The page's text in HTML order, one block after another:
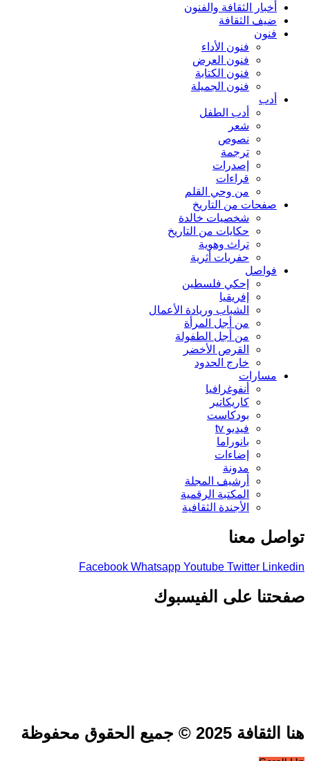
أخبار الثقافة والفنون
ضيف الثقافة
فنون
فنون الأداء
فنون العرض
فنون الكتابة
فنون الجميلة
أدب
أدب الطفل
شعر
نصوص
ترجمة
إصدرات
قراءات
من وحي القلم
صفحات من التاريخ
شخصيات خالدة
حكايات من التاريخ
تراث وهوية
حفريات أثرية
فواصل
إحكي فلسطين
إفريقيا
الشباب وريادة الأعمال
من أجل المرأة
من أجل الطفولة
القرص الأخضر
خارج الحدود
مسارات
أنفوغرافيا
كاريكاتير
بودكاست
فيديو tv
بانوراما
إضاءات
مدونة
أرشيف المجلة
المكتبة الرقمية
الأجندة الثقافية
تواصل معنا
Facebook Whatsapp Youtube Twitter Linkedin
صفحتنا على الفيسبوك
هنا الثقافة 2025 © جميع الحقوق محفوظة